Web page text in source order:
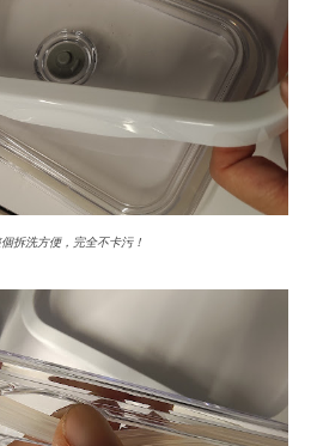
拆洗方便，完全不卡污！